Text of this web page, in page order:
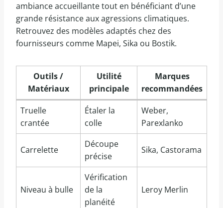
ambiance accueillante tout en bénéficiant d’une
grande résistance aux agressions climatiques.
Retrouvez des modèles adaptés chez des
fournisseurs comme Mapei, Sika ou Bostik.
Outils /
Matériaux
Utilité
principale
Marques
recommandées
Truelle
crantée
Étaler la
colle
Weber,
Parexlanko
Carrelette
Découpe
précise
Sika, Castorama
Niveau à bulle
Vérification
de la
planéité
Leroy Merlin